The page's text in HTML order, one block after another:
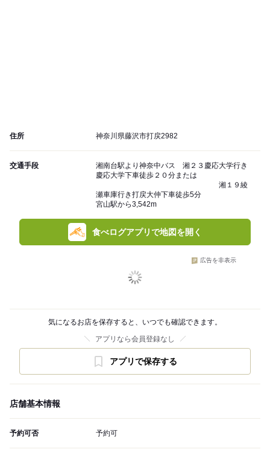
住所 神奈川県藤沢市打戻2982
交通手段
湘南台駅より神奈中バス 湘２３慶応大学行き
慶応大学下車徒歩２０分または
湘１９綾
瀬車庫行き打戻大仲下車徒歩5分
宮山駅から3,542m
食べログアプリで地図を開く
広告を非表示
気になるお店を保存すると、いつでも確認できます。
アプリなら会員登録なし
アプリで保存する
店舗基本情報
予約可否 予約可